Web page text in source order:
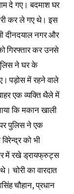
दे गए। बदमाश घर
कर ले गए थे। इस
दीनदयाल नगर और
गिरफ्तार कर उनसे
ने घर के
पड़ोस में रहने वाले
एक व्यक्ति थैले में
कि मकान खाली
पुलिस ने एक
को भी
घर में रखे ड्रायफ्रुट्स
चोरी का वारदात
चौहान, प्रधान